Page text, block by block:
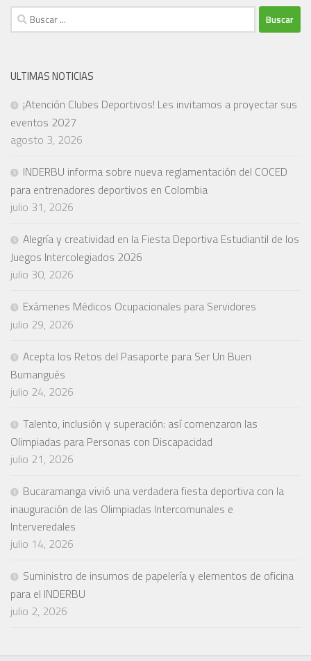
Buscar:
ULTIMAS NOTICIAS
¡Atención Clubes Deportivos! Les invitamos a proyectar sus
eventos 2027
agosto 3, 2026
INDERBU informa sobre nueva reglamentación del COCED
para entrenadores deportivos en Colombia
julio 31, 2026
Alegría y creatividad en la Fiesta Deportiva Estudiantil de los
Juegos Intercolegiados 2026
julio 30, 2026
Exámenes Médicos Ocupacionales para Servidores
julio 29, 2026
Acepta los Retos del Pasaporte para Ser Un Buen
Bumangués
julio 24, 2026
Talento, inclusión y superación: así comenzaron las
Olimpiadas para Personas con Discapacidad
julio 21, 2026
Bucaramanga vivió una verdadera fiesta deportiva con la
inauguración de las Olimpiadas Intercomunales e
Interveredales
julio 14, 2026
Suministro de insumos de papelería y elementos de oficina
para el INDERBU
julio 2, 2026